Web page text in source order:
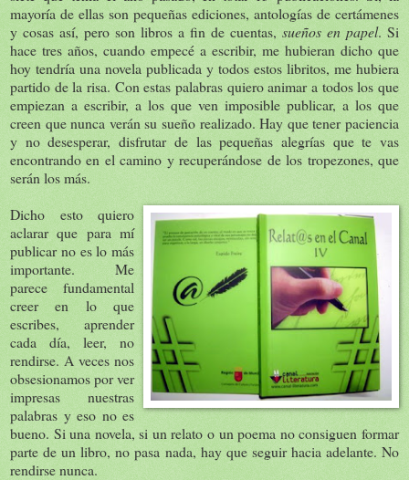
mayoría de ellas son pequeñas ediciones, antologías de certámenes
y cosas así, pero son libros a fin de cuentas, sueños en papel. Si
hace tres años, cuando empecé a escribir, me hubieran dicho que
hoy tendría una novela publicada y todos estos libritos, me hubiera
partido de la risa. Con estas palabras quiero animar a todos los que
empiezan a escribir, a los que ven imposible publicar, a los que
creen que nunca verán su sueño realizado. Hay que tener paciencia
y no desesperar, disfrutar de las pequeñas alegrías que te vas
encontrando en el camino y recuperándose de los tropezones, que
serán los más.
Dicho esto quiero
aclarar que para mí
publicar no es lo más
importante. Me
parece fundamental
creer en lo que
escribes, aprender
cada día, leer, no
rendirse. A veces nos
obsesionamos por ver
impresas nuestras
palabras y eso no es
bueno. Si una novela, si un relato o un poema no consiguen formar
parte de un libro, no pasa nada, hay que seguir hacia adelante. No
rendirse nunca.